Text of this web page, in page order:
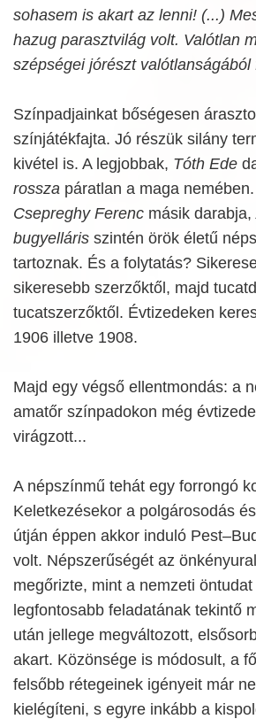
sohasem is akart az lenni! (...)
hazug parasztvilág volt. Valótlan
szépségei jórészt valótlanságából
Színpadjainkat bőségesen
színjátékfajta. Jó részük silány
kivétel is. A legjobbak, Tóth Ede
rossza páratlan a maga
Csepreghy Ferenc másik darabja,
bugyelláris szintén örök életű
tartoznak. És a folytatás?
sikeresebb szerzőktől, majd
tucatszerzőktől. Évtizedeken
1906 illetve 1908.
Majd egy végső ellentmondás: a
amatőr színpadokon még
virágzott...
A népszínmű tehát egy forrongó
Keletkezésekor a polgárosodás
útján éppen akkor induló
volt. Népszerűségét az
megőrizte, mint a nemzeti
legfontosabb feladatának tekintő
után jellege megváltozott,
akart. Közönsége is módosult, a
felsőbb rétegeinek igényeit már
kielégíteni, s egyre inkább a